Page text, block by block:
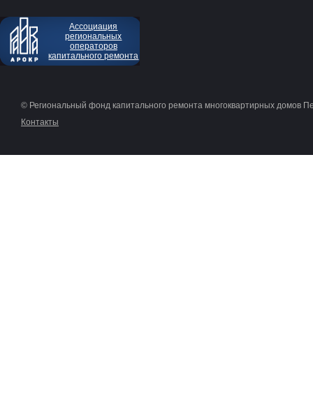
Ассоциация
региональных
операторов
капитального ремонта
© Региональный фонд капитального ремонта многоквартирных домов
Контакты